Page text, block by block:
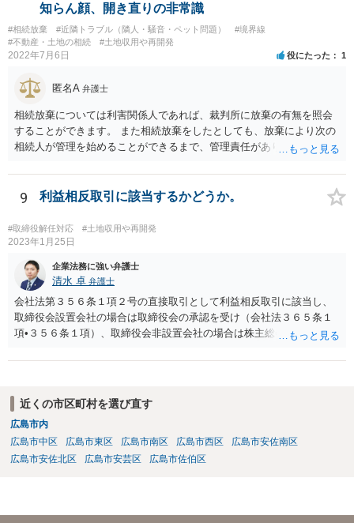
知らん顔、開き直りの非常識
#相続放棄 #近隣トラブル（隣人・騒音・ペット問題）
#境界線
#不動産・土地の相続
#土地収用や再開発
2022年7月6日 役にたった 1
匿名A 弁護士
相続放棄については利害関係人であれば、裁判所に放棄の有無を照会
することができます。 また相続放棄をしたとしても、放棄により次の
相続人が管理を始めることができるまで、管理責任があります。 相続
所に申し立てることができます（ただし、相当程度の予納金がかかり
ます）。 相続放棄の有無の照会、相続人調査、相続財産管理人の選任
か。
9 利益相反取引に該当するかどうか。
#取締役解任対応 #土地収用や再開発
2023年1月25日
企業法務に強い弁護士
清水 卓 弁護士
会社法第３５６条１項２号の直接取引として利益相反取引に該当し、
取締役会設置会社の場合は取締役会の承認を受け（会社法３６５条１
項•３５６条１項）、取締役会非設置会社の場合は株主総会の承認を受
利益相反取引の制限） 第三百五十六条 取締役は、次に掲げる場合に
認を受けなければならない。 一 取締役が自己又は第三者のために株
式会社の事業の部類に属する取引をしようとするとき。 二 取締役が
自己又は第三者のために株式会社と取引をしようとするとき。 三 株
式会社が取締役の債務を保証することその他取締役以外の者との間に
おいて株式会社と当該取締役との利益が相反する取引をしようとする
近くの市区町村を選び直す
広島市内
広島市中区
広島市東区 広島市南区 広島市西区
広島市安佐南区
広島市安佐北区
広島市安芸区 広島市佐伯区